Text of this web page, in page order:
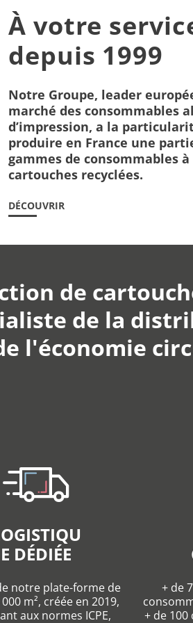
À votre
depuis 1999
Notre Groupe, leader
marché des consommables
d’impression, a la
produire en France une
gammes de consommables
cartouches recyclées.
DÉCOUVRIR
de
de la
l'économie
E DÉDIÉE
notre plate-forme de
m², créée en 2019,
aux normes ICPE,
+ de
+ de